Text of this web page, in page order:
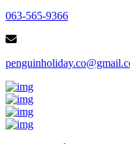
063-565-9366